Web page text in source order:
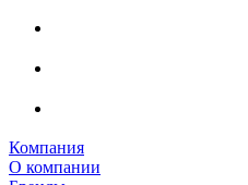
Компания
О компании